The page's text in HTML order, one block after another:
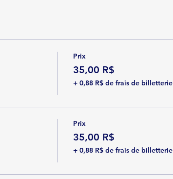
Prix
35,00 R$
+ 0,88 R$ de frais de billetterie
Prix
35,00 R$
+ 0,88 R$ de frais de billetterie